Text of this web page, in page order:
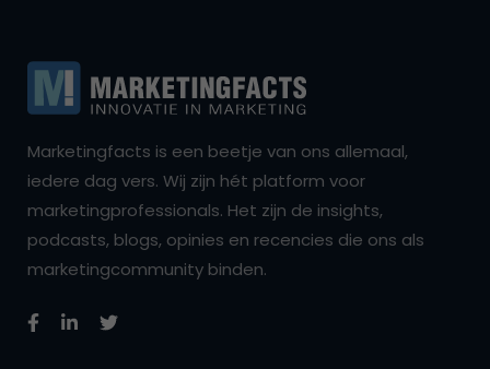
Marketingfacts is een beetje van ons allemaal,
iedere dag vers. Wij zijn hét platform voor
marketingprofessionals. Het zijn de insights,
podcasts, blogs, opinies en recencies die ons als
marketingcommunity binden.